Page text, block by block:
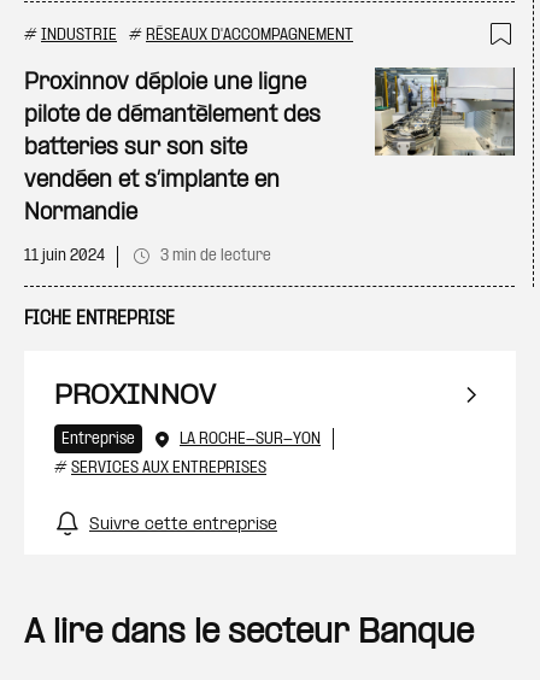
# INDUSTRIE # RÉSEAUX D'ACCOMPAGNEMENT
Proxinnov déploie une ligne
pilote de démantèlement des
batteries sur son site
vendéen et s’implante en
Normandie
11 juin 2024 3 min de lecture
FICHE ENTREPRISE
PROXINNOV
Entreprise
LA ROCHE-SUR-YON
# SERVICES AUX ENTREPRISES
Suivre cette entreprise
A lire dans le secteur Banque